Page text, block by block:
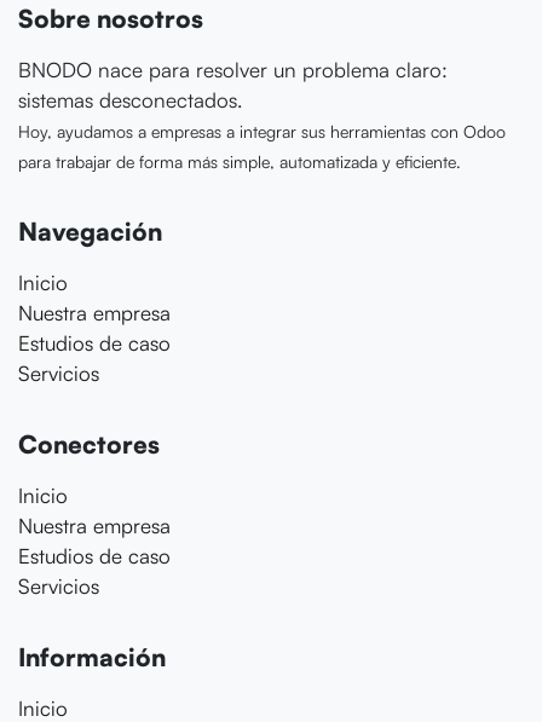
Sobre nosotros
BNODO nace para resolver un problema claro:
sistemas desconectados.
Hoy, ayudamos a empresas a integrar sus herramientas con Odoo
para trabajar de forma más simple, automatizada y eficiente.
Navegación
Inicio
Nuestra empresa
Estudios de caso
Servicios
Conectores
Inicio
Nuestra empresa
Estudios de caso
Servicios
Información
Inicio